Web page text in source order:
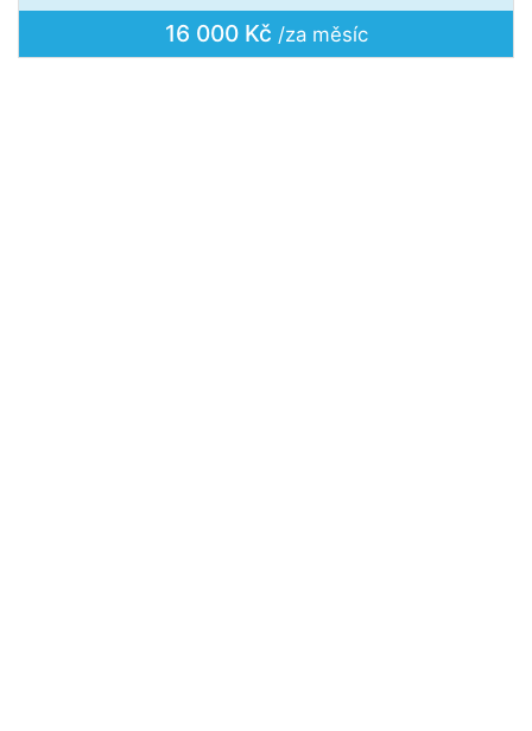
16 000 Kč /za měsíc